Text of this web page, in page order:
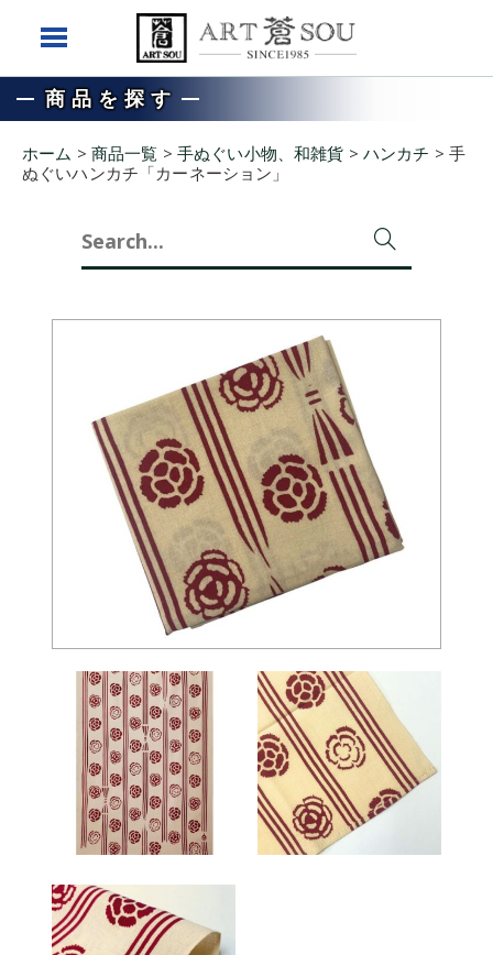
商品を探す
ホーム > 商品一覧 > 手ぬぐい小物、和雑貨 > ハンカチ > 手
ぬぐいハンカチ「カーネーション」
Search